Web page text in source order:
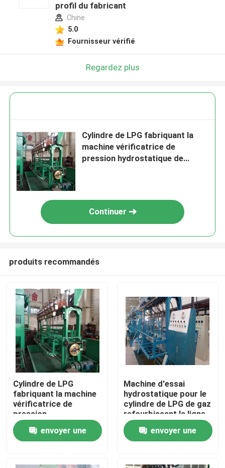
Aperçu
Produits
Vidéos
profil du fabricant
Chine
5.0
Fournisseur vérifié
Regardez plus
Cylindre de LPG fabriquant la
machine vérificatrice de
pression hydrostatique de
Continuer
produits recommandés
Cylindre de LPG
fabriquant la machine
vérificatrice de
pression
hydrostatique de
Revalidationenvoyer une
Machine d'essai
hydrostatique pour le
cylindre de LPG de gaz
refourbissant la ligne
envoyer une